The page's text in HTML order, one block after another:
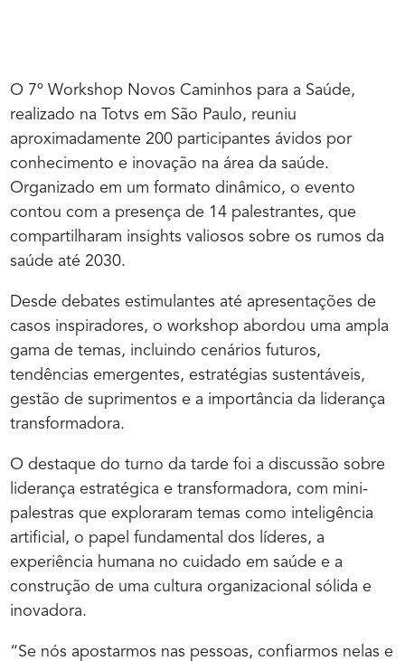
O 7º Workshop Novos Caminhos para a Saúde,
realizado na Totvs em São Paulo, reuniu
aproximadamente 200 participantes ávidos por
conhecimento e inovação na área da saúde.
Organizado em um formato dinâmico, o evento
contou com a presença de 14 palestrantes, que
compartilharam insights valiosos sobre os rumos da
saúde até 2030.
Desde debates estimulantes até apresentações de
casos inspiradores, o workshop abordou uma ampla
gama de temas, incluindo cenários futuros,
tendências emergentes, estratégias sustentáveis,
gestão de suprimentos e a importância da liderança
transformadora.
O destaque do turno da tarde foi a discussão sobre
liderança estratégica e transformadora, com mini-
palestras que exploraram temas como inteligência
artificial, o papel fundamental dos líderes, a
experiência humana no cuidado em saúde e a
construção de uma cultura organizacional sólida e
inovadora.
“Se nós apostarmos nas pessoas, confiarmos nelas e